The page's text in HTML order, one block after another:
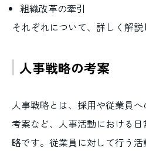
組織改革の牽引
それぞれについて、詳しく解説
人事戦略の考案
人事戦略とは、採用や従業員
考案など、人事活動における
略です。従業員に対して行う